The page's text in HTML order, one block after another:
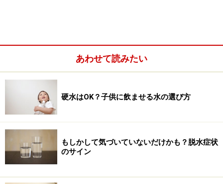
にいいとは言えないからです。
あわせて読みたい
硬水はOK？子供に飲ませる水の選び方
もしかして気づいていないだけかも？脱水症状
のサイン